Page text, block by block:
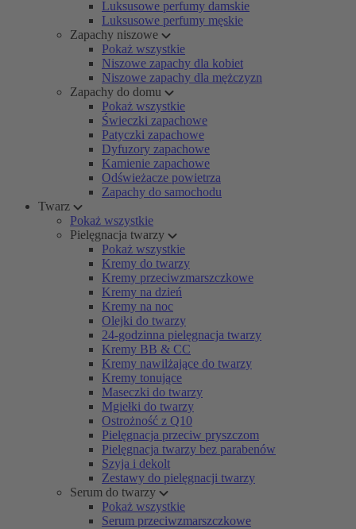
Luksusowe perfumy damskie
Luksusowe perfumy męskie
Zapachy niszowe
Pokaż wszystkie
Niszowe zapachy dla kobiet
Niszowe zapachy dla mężczyzn
Zapachy do domu
Pokaż wszystkie
Świeczki zapachowe
Patyczki zapachowe
Dyfuzory zapachowe
Kamienie zapachowe
Odświeżacze powietrza
Zapachy do samochodu
Twarz
Pokaż wszystkie
Pielęgnacja twarzy
Pokaż wszystkie
Kremy do twarzy
Kremy przeciwzmarszczkowe
Kremy na dzień
Kremy na noc
Olejki do twarzy
24-godzinna pielęgnacja twarzy
Kremy BB & CC
Kremy nawilżające do twarzy
Kremy tonujące
Maseczki do twarzy
Mgiełki do twarzy
Ostrożność z Q10
Pielęgnacja przeciw pryszczom
Pielęgnacja twarzy bez parabenów
Szyja i dekolt
Zestawy do pielęgnacji twarzy
Serum do twarzy
Pokaż wszystkie
Serum przeciwzmarszczkowe